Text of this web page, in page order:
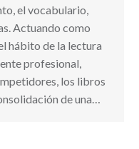
el vocabulario,
Actuando como
hábito de la lectura
profesional,
los libros
de una…